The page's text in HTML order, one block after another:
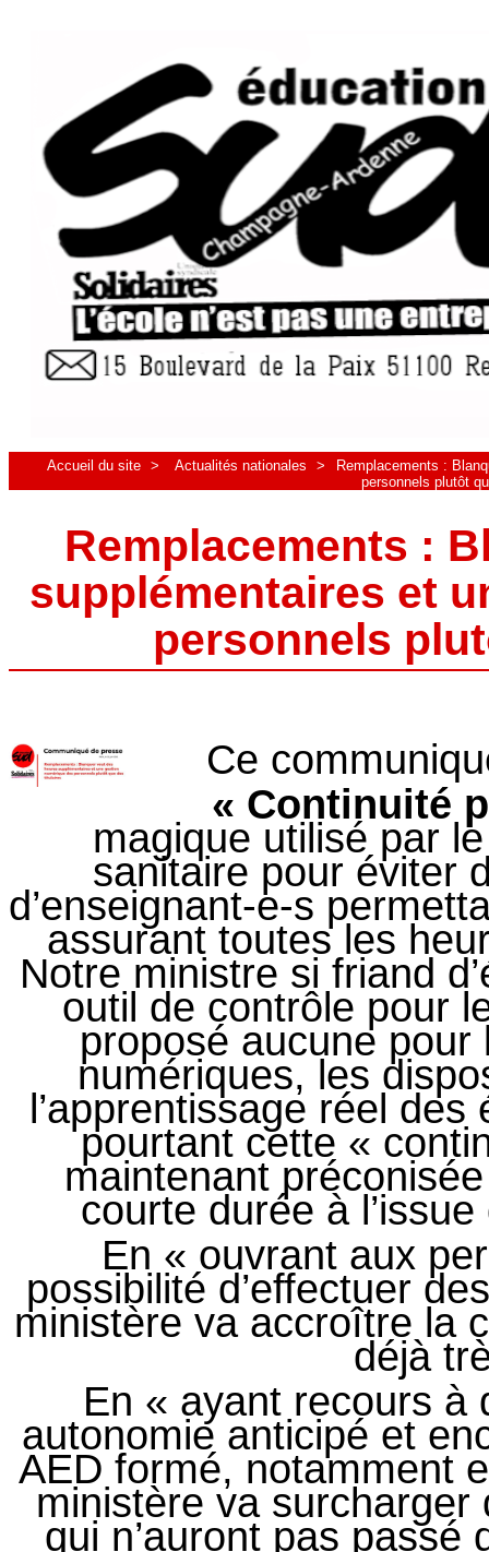
Accueil du site > Actualités nationales >
Remplacements :
personnels plutôt
Remplacements :
supplémentaires et
personnels
Ce
« Continuité
magique utilisé par
sanitaire pour éviter
d’enseignant-e-s
assurant toutes les
Notre ministre si friand
outil de contrôle pour
proposé aucune pour
numériques, les
l’apprentissage réel
pourtant cette «
maintenant
courte durée à
En « ouvrant aux
possibilité d’effectuer
ministère va accroître la
déjà
En « ayant recours à
autonomie anticipé et
AED formé, notamment
ministère va
qui n’auront pas passé